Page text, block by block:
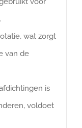
wat zorgt
van de
is
voldoet